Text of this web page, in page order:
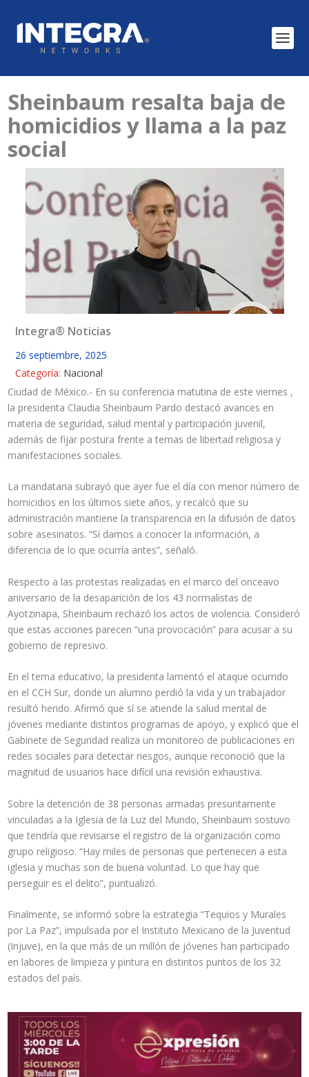
Sheinbaum resalta baja de
homicidios y llama a la paz
social
Integra® Noticias
26 septiembre, 2025
Categoría: Nacional
Ciudad de México.- En su conferencia matutina de este viernes ,
la presidenta Claudia Sheinbaum Pardo destacó avances en
materia de seguridad, salud mental y participación juvenil,
además de fijar postura frente a temas de libertad religiosa y
manifestaciones sociales.
La mandataria subrayó que ayer fue el día con menor número de
homicidios en los últimos siete años, y recalcó que su
administración mantiene la transparencia en la difusión de datos
sobre asesinatos. “Sí damos a conocer la información, a
diferencia de lo que ocurría antes”, señaló.
Respecto a las protestas realizadas en el marco del onceavo
aniversario de la desaparición de los 43 normalistas de
Ayotzinapa, Sheinbaum rechazó los actos de violencia. Consideró
que estas acciones parecen “una provocación” para acusar a su
gobierno de represivo.
En el tema educativo, la presidenta lamentó el ataque ocurrido
en el CCH Sur, donde un alumno perdió la vida y un trabajador
resultó herido. Afirmó que sí se atiende la salud mental de
jóvenes mediante distintos programas de apoyo, y explicó que el
Gabinete de Seguridad realiza un monitoreo de publicaciones en
redes sociales para detectar riesgos, aunque reconoció que la
magnitud de usuarios hace difícil una revisión exhaustiva.
Sobre la detención de 38 personas armadas presuntamente
vinculadas a la Iglesia de la Luz del Mundo, Sheinbaum sostuvo
que tendría que revisarse el registro de la organización como
grupo religioso. “Hay miles de personas que pertenecen a esta
iglesia y muchas son de buena voluntad. Lo que hay que
perseguir es el delito”, puntualizó.
Finalmente, se informó sobre la estrategia “Tequios y Murales
por La Paz”, impulsada por el Instituto Mexicano de la Juventud
(Injuve), en la que más de un millón de jóvenes han participado
en labores de limpieza y pintura en distintos puntos de los 32
estados del país.